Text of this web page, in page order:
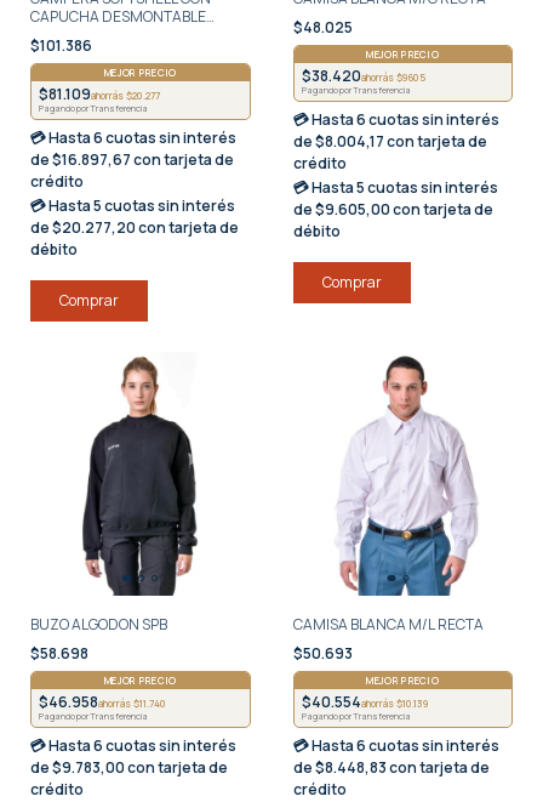
CAPUCHA DESMONTABLE
NEGRA
$101.386
MEJOR PRECIO
$81.109ahorrás $20.277
Pagando por Transferencia
💳 Hasta6 cuotas sin interés
de $16.897,67 con tarjeta de
crédito
💳 Hasta5 cuotas sin interés
de $20.277,20 con tarjeta de
débito
Comprar
$48.025
MEJOR PRECIO
$38.420ahorrás $9605
Pagando por Transferencia
💳 Hasta6 cuotas sin interés
de $8.004,17 con tarjeta de
crédito
💳 Hasta5 cuotas sin interés
de $9.605,00 con tarjeta de
débito
Comprar
BUZO ALGODON SPB
$58.698
MEJOR PRECIO
$46.958ahorrás $11.740
Pagando por Transferencia
💳 Hasta6 cuotas sin interés
de $9.783,00 con tarjeta de
crédito
CAMISA BLANCA M/L RECTA
$50.693
MEJOR PRECIO
$40.554ahorrás $10.139
Pagando por Transferencia
💳 Hasta6 cuotas sin interés
de $8.448,83 con tarjeta de
crédito